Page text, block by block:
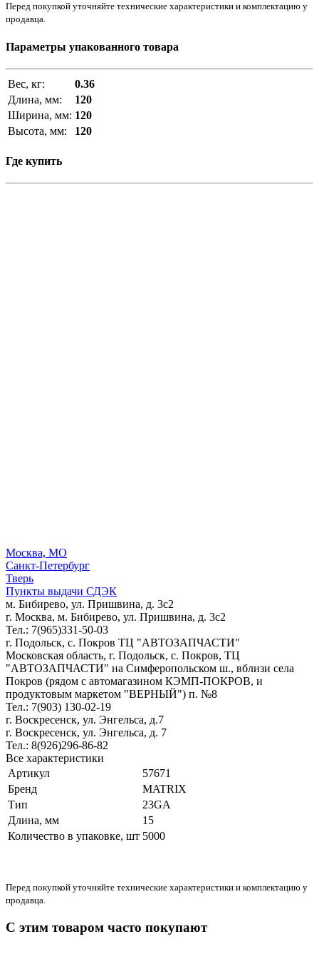
Перед покупкой уточняйте технические характеристики и комплектацию у
продавца.
Параметры упакованного товара
Вес, кг:
0.36
Длина, мм:
120
Ширина, мм: 120
Высота, мм:
120
Где купить
Москва, МО
Санкт-Петербург
Тверь
Пункты выдачи СДЭК
м. Бибирево, ул. Пришвина, д. 3с2
г. Москва, м. Бибирево, ул. Пришвина, д. 3с2
Тел.: 7(965)331-50-03
г. Подольск, c. Покров ТЦ "АВТОЗАПЧАСТИ"
Московская область, г. Подольск, c. Покров, ТЦ
"АВТОЗАПЧАСТИ" на Симферопольском ш., вблизи села
Покров (рядом с автомагазином КЭМП-ПОКРОВ, и
продуктовым маркетом "ВЕРНЫЙ") п. №8
Тел.: 7(903) 130-02-19
г. Воскресенск, ул. Энгельса, д.7
г. Воскресенск, ул. Энгельса, д. 7
Тел.: 8(926)296-86-82
Все характеристики
Артикул
57671
Бренд
MATRIX
Тип
23GA
Длина, мм
15
Количество в упаковке, шт 5000
Перед покупкой уточняйте технические характеристики и комплектацию у
продавца.
С этим товаром часто покупают